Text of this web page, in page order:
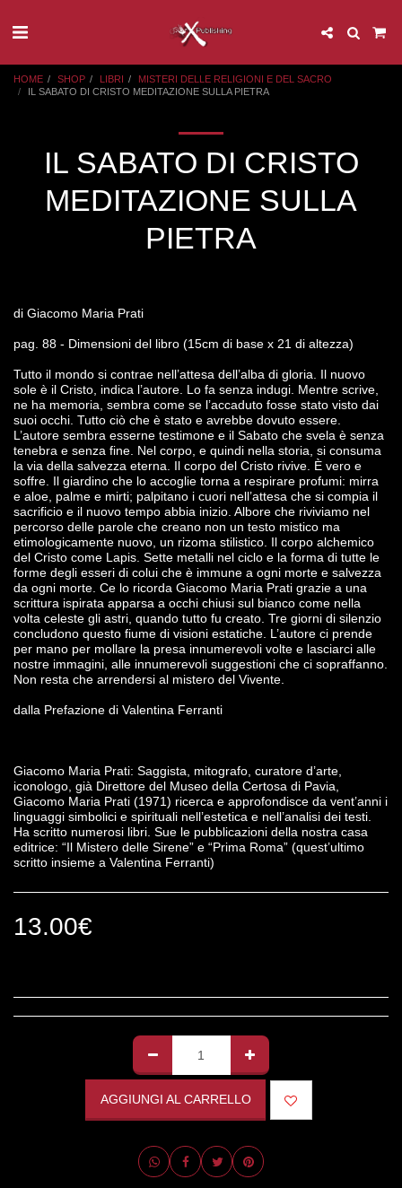
HOME SHOP LIBRI
MISTERI DELLE RELIGIONI E DEL SACRO
IL SABATO DI CRISTO MEDITAZIONE SULLA PIETRA
IL SABATO DI CRISTO
MEDITAZIONE SULLA
PIETRA
di Giacomo Maria Prati
pag. 88 - Dimensioni del libro (15cm di base x 21 di altezza)
Tutto il mondo si contrae nell’attesa dell’alba di gloria. Il nuovo
sole è il Cristo, indica l’autore. Lo fa senza indugi. Mentre scrive,
ne ha memoria, sembra come se l’accaduto fosse stato visto dai
suoi occhi. Tutto ciò che è stato e avrebbe dovuto essere.
L’autore sembra esserne testimone e il Sabato che svela è senza
tenebra e senza fine. Nel corpo, e quindi nella storia, si consuma
la via della salvezza eterna. Il corpo del Cristo rivive. È vero e
soffre. Il giardino che lo accoglie torna a respirare profumi: mirra
e aloe, palme e mirti; palpitano i cuori nell’attesa che si compia il
sacrificio e il nuovo tempo abbia inizio. Albore che riviviamo nel
percorso delle parole che creano non un testo mistico ma
etimologicamente nuovo, un rizoma stilistico. Il corpo alchemico
del Cristo come Lapis. Sette metalli nel ciclo e la forma di tutte le
forme degli esseri di colui che è immune a ogni morte e salvezza
da ogni morte. Ce lo ricorda Giacomo Maria Prati grazie a una
scrittura ispirata apparsa a occhi chiusi sul bianco come nella
volta celeste gli astri, quando tutto fu creato. Tre giorni di silenzio
concludono questo fiume di visioni estatiche. L’autore ci prende
per mano per mollare la presa innumerevoli volte e lasciarci alle
nostre immagini, alle innumerevoli suggestioni che ci sopraffanno.
Non resta che arrendersi al mistero del Vivente.
dalla Prefazione di Valentina Ferranti
Giacomo Maria Prati: Saggista, mitografo, curatore d’arte,
iconologo, già Direttore del Museo della Certosa di Pavia,
Giacomo Maria Prati (1971) ricerca e approfondisce da vent’anni i
linguaggi simbolici e spirituali nell’estetica e nell’analisi dei testi.
Ha scritto numerosi libri. Sue le pubblicazioni della nostra casa
editrice: “Il Mistero delle Sirene” e “Prima Roma” (quest’ultimo
scritto insieme a Valentina Ferranti)
13.00€
AGGIUNGI AL CARRELLO